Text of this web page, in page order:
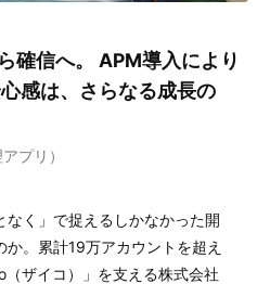
確信へ。 APM導入により
感は、さらなる成長の
プリ）
く」で捉えるしかなかった開
。累計19万アカウントを超え
ザイコ）」を支える株式会社